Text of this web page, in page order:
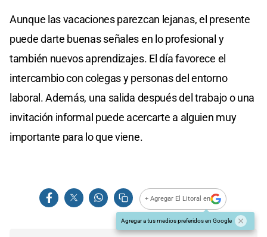
Aunque las vacaciones parezcan lejanas, el presente
puede darte buenas señales en lo profesional y
también nuevos aprendizajes. El día favorece el
intercambio con colegas y personas del entorno
laboral. Además, una salida después del trabajo o una
invitación informal puede acercarte a alguien muy
importante para lo que viene.
+ Agregar El Litoral en
Agregar a tus medios preferidos en Google